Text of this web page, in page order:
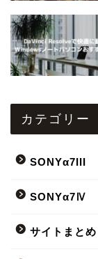
カテゴリー
SONYα7III
SONYα7Ⅳ
サイトまとめ